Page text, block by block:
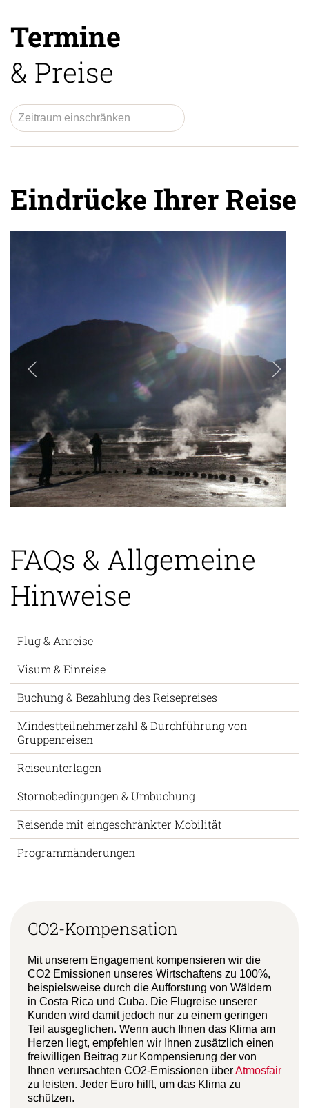
Termine
& Preise
Eindrücke Ihrer Reise
FAQs & Allgemeine
Hinweise
Flug & Anreise
Visum & Einreise
Buchung & Bezahlung des Reisepreises
Mindestteilnehmerzahl & Durchführung von
Gruppenreisen
Reiseunterlagen
Stornobedingungen & Umbuchung
Reisende mit eingeschränkter Mobilität
Programmänderungen
CO2-Kompensation
Mit unserem Engagement kompensieren wir die
CO2 Emissionen unseres Wirtschaftens zu 100%,
beispielsweise durch die Aufforstung von Wäldern
in Costa Rica und Cuba. Die Flugreise unserer
Kunden wird damit jedoch nur zu einem geringen
Teil ausgeglichen. Wenn auch Ihnen das Klima am
Herzen liegt, empfehlen wir Ihnen zusätzlich einen
freiwilligen Beitrag zur Kompensierung der von
Ihnen verursachten CO2-Emissionen überAtmosfair
zu leisten. Jeder Euro hilft, um das Klima zu
schützen.